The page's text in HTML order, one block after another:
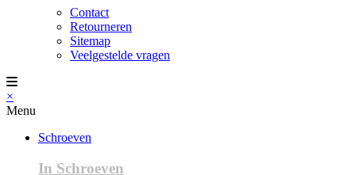
Contact
Retourneren
Sitemap
Veelgestelde vragen
×
Menu
Schroeven
In Schroeven